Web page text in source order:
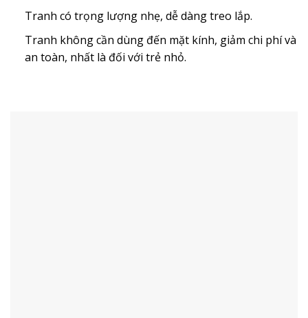
Tranh có trọng lượng nhẹ, dễ dàng treo lắp.
Tranh không cần dùng đến mặt kính, giảm chi phí và
an toàn, nhất là đối với trẻ nhỏ.